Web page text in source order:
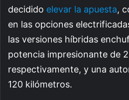
decidido elevar la apuesta,
en las opciones
las versiones híbridas
potencia impresionante de
respectivamente, y una
120 kilómetros.